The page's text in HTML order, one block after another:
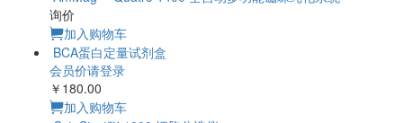
询价
加入购物车
BCA蛋白定量试剂盒
会员价请登录
￥180.00
加入购物车